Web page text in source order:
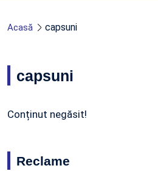
Acasă capsuni
capsuni
Conținut negăsit!
Reclame